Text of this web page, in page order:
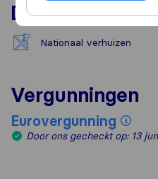
Diensten
Nationaal verhuizen
Vergunningen
Eurovergunning
Door ons gecheckt op: 13